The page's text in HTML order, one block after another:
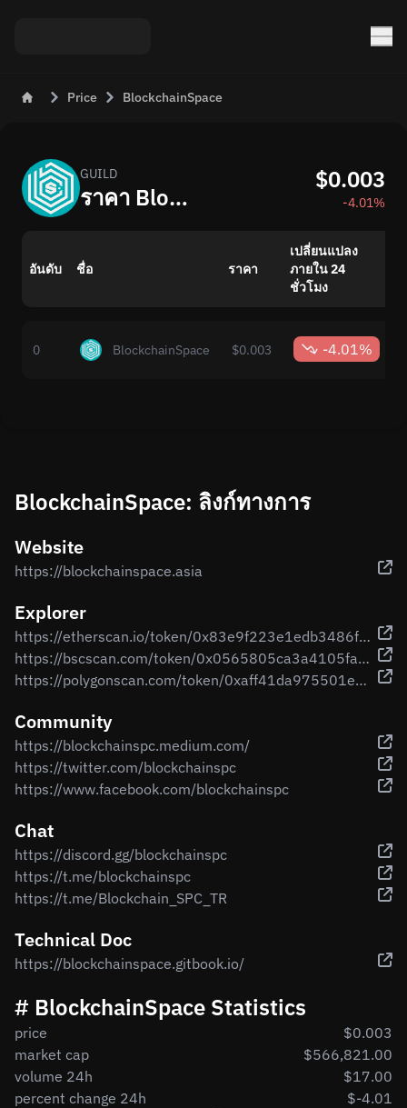
Price BlockchainSpace
GUILD
ราคา BlockchainSpace (GUILD) ปัจจุบันเป็น USD
$0.003
-4.01%
อันดับ ชื่อ ราคา
เปลี่ยนแปลง
ภายใน 24
ชั่วโมง
0 BlockchainSpace $0.003 -4.01%
BlockchainSpace: ลิงก์ทางการ
Website
https://blockchainspace.asia
Explorer
https://etherscan.io/token/0x83e9f223e1edb3486f876ee888d76bfba26c475a
https://bscscan.com/token/0x0565805ca3a4105faee51983b0bd8ffb5ce1455c
https://polygonscan.com/token/0xaff41da975501e5b71848c975834341777d1a473
Community
https://blockchainspc.medium.com/
https://twitter.com/blockchainspc
https://www.facebook.com/blockchainspc
Chat
https://discord.gg/blockchainspc
https://t.me/blockchainspc
https://t.me/Blockchain_SPC_TR
Technical Doc
https://blockchainspace.gitbook.io/
# BlockchainSpace Statistics
price
$0.003
market cap
$566,821.00
volume 24h
$17.00
percent change 24h
$-4.01